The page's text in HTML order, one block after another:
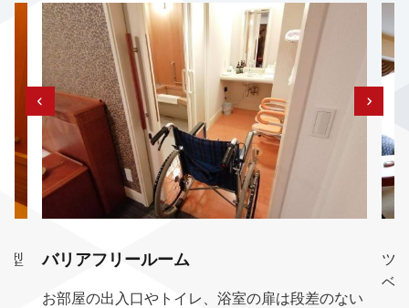
型 バリアフリールーム
お部屋の出入口やトイレ、浴室の扉は段差のない
ツ
ベ